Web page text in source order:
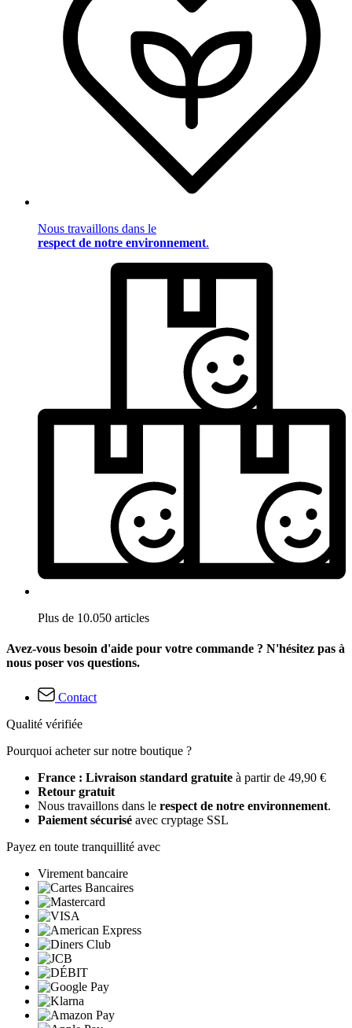
Nous travaillons dans le
respect de notre environnement.
Plus de 10.050 articles
Avez-vous besoin d'aide pour votre commande ? N'hésitez pas à
nous poser vos questions.
Contact
Qualité vérifiée
Pourquoi acheter sur notre boutique ?
France : Livraison standard gratuite à partir de 49,90 €
Retour gratuit
Nous travaillons dans le respect de notre environnement.
Paiement sécurisé avec cryptage SSL
Payez en toute tranquillité avec
Virement bancaire